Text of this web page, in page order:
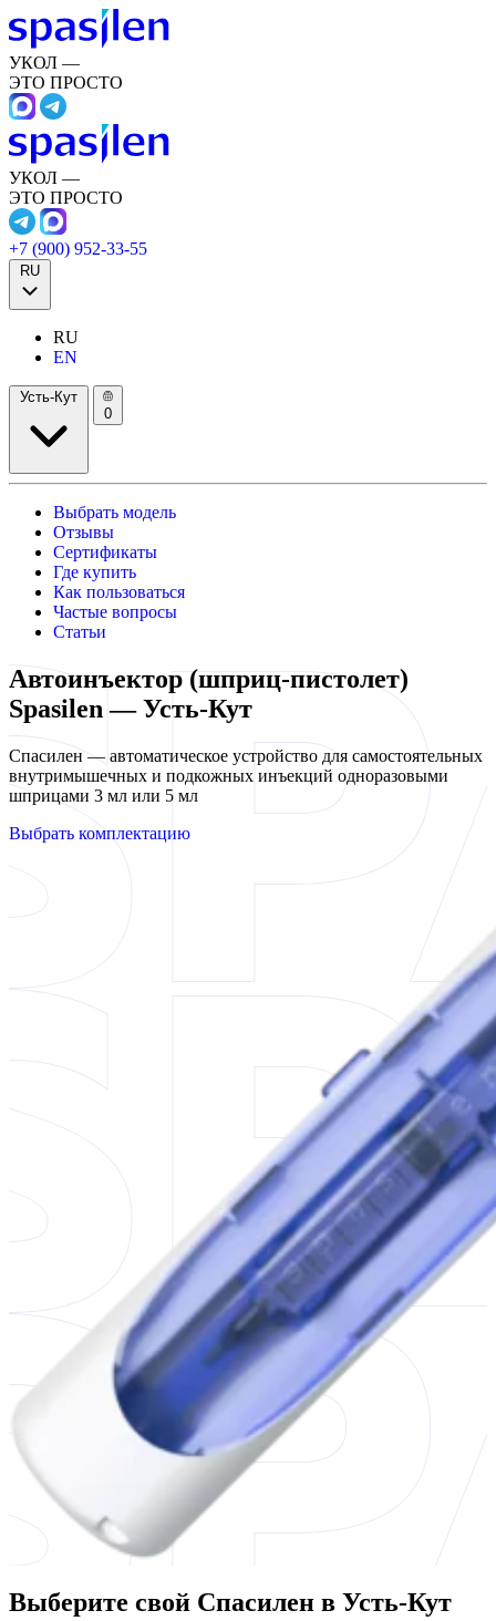
УКОЛ —
ЭТО ПРОСТО
УКОЛ —
ЭТО ПРОСТО
+7 (900) 952-33-55
RU
RU
EN
Усть-Кут
0
Выбрать модель
Отзывы
Сертификаты
Где купить
Как пользоваться
Частые вопросы
Статьи
Автоинъектор (шприц-пистолет)
Spasilen — Усть-Кут
Спасилен — автоматическое устройство для самостоятельных
внутримышечных и подкожных инъекций одноразовыми
шприцами 3 мл или 5 мл
Выбрать комплектацию
Выберите свой Спасилен в Усть-Кут